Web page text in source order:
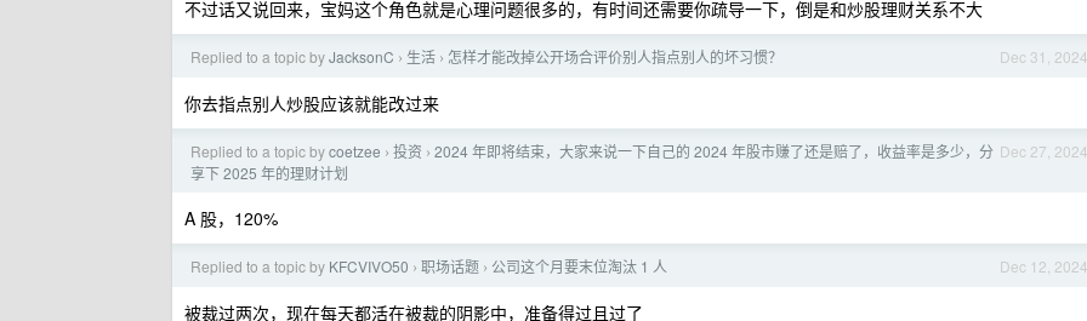
不过话又说回来，宝妈这个角色就是心理问题很多的，有时间还需要你疏导一下，倒是和炒股理财关系不大
Dec 31, 2024
Replied to a topic byJacksonC › 生活 › 怎样才能改掉公开场合评价别人指点别人的坏习惯？
你去指点别人炒股应该就能改过来
Dec 27, 2024
Replied to a topic bycoetzee › 投资 › 2024 年即将结束，大家来说一下自己的 2024 年股市赚了还是赔了，收益率是多少，分
享下 2025 年的理财计划
A 股，120%
Dec 12, 2024
Replied to a topic by KFCVIVO50 › 职场话题 › 公司这个月要末位淘汰 1 人
被裁过两次，现在每天都活在被裁的阴影中，准备得过且过了